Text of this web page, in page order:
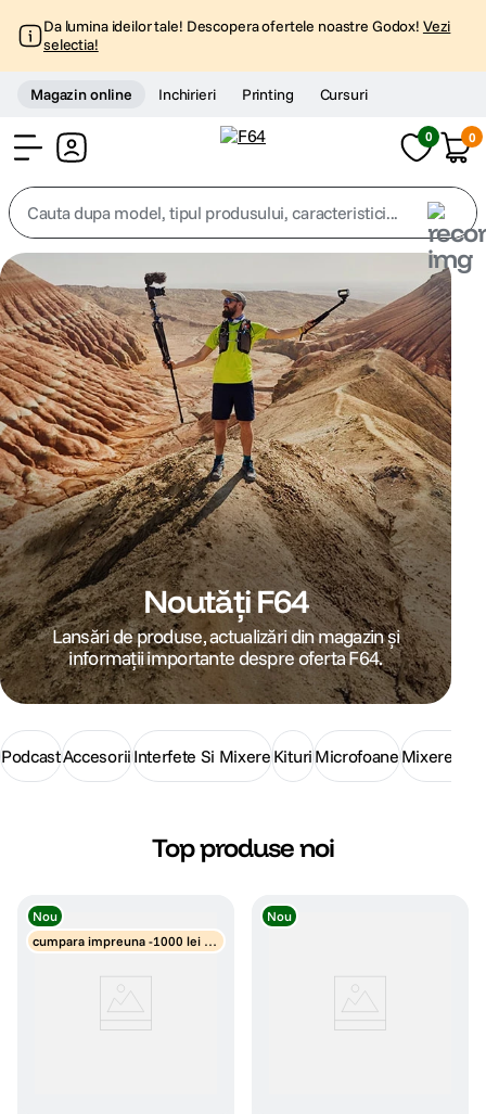
Da lumina ideilor tale! Descopera ofertele noastre Godox! Vezi
selectia!
Magazin online Inchirieri Printing Cursuri
0 0
Cauta dupa model, tipul produsului, caracteristici...
Top Cautari
1. canon g7x
2. trepied
3. trepied telefon
4. peak design
5. canon sx740 hs
6. lavaliera
7. ulanzi
8. godox
9. card memorie
Noutăți F64
Lansări de produse, actualizări din magazin și
informații importante despre oferta F64.
PodcastAccesoriiInterfete Si MixereKituriMicrofoaneMixere Si
Top produse noi
Nou
cumpara impreuna -1000 lei di
Nou